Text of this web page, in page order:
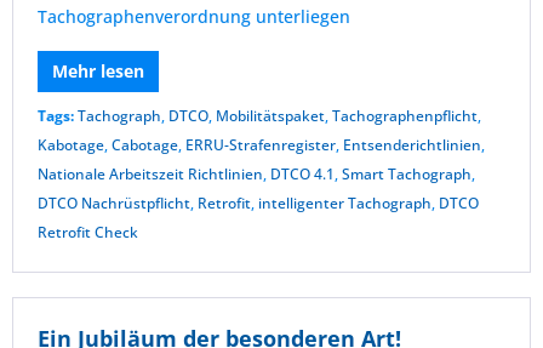
Tachographenverordnung unterliegen
Mehr lesen
Tags:Tachograph, DTCO, Mobilitätspaket,Tachographenpflicht,
Kabotage,Cabotage, ERRU-Strafenregister, Entsenderichtlinien,
Nationale Arbeitszeit Richtlinien, DTCO 4.1,Smart Tachograph,
DTCO Nachrüstpflicht, Retrofit, intelligenter Tachograph, DTCO
Retrofit Check
Ein Jubiläum der besonderen Art!